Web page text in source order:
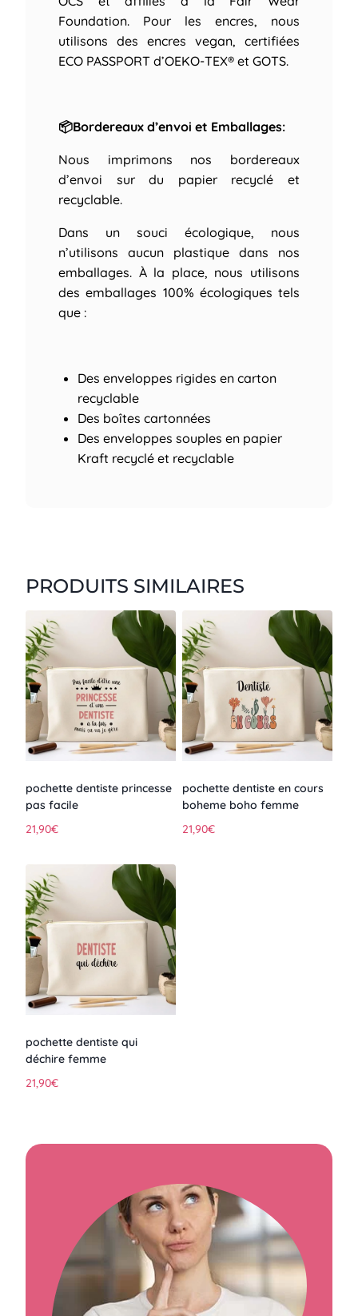
Foundation. Pour les encres, nous
utilisons des encres vegan, certifiées
ECO PASSPORT d’OEKO-TEX® et GOTS.
📦Bordereaux d’envoi et Emballages:
Nous imprimons nos bordereaux
d’envoi sur du papier recyclé et
recyclable.
Dans un souci écologique, nous
n’utilisons aucun plastique dans nos
emballages. À la place, nous utilisons
des emballages 100% écologiques tels
que :
Des enveloppes rigides en carton
recyclable
Des boîtes cartonnées
Des enveloppes souples en papier
Kraft recyclé et recyclable
PRODUITS SIMILAIRES
pochette dentiste princesse
pas facile
21,90€
pochette dentiste en cours
boheme boho femme
21,90€
pochette dentiste qui
déchire femme
21,90€